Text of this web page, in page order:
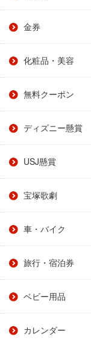
金券
化粧品・美容
無料クーポン
ディズニー懸賞
USJ懸賞
宝塚歌劇
車・バイク
旅行・宿泊券
ベビー用品
カレンダー